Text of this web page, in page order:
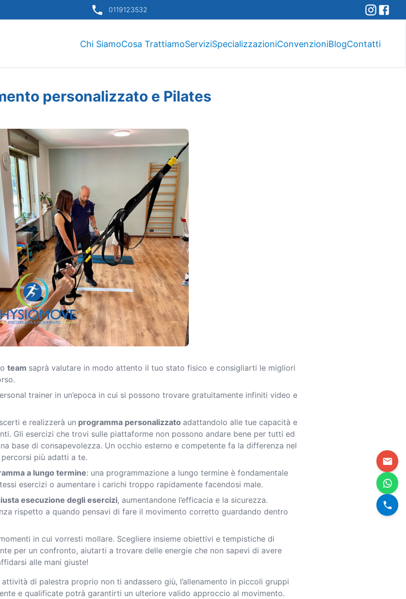
0119123532
Chi SiamoCosa TrattiamoServiziSpecializzazioniConvenzioniBlogContatti
personalizzato e Pilates
team saprà valutare in modo attento il tuo stato fisico e consigliarti le migliori
trainer in un’epoca in cui si possono trovare gratuitamente infiniti video e
e realizzerà un programma personalizzato adattandolo alle tue capacità e
Gli esercizi che trovi sulle piattaforme non possono andare bene per tutti ed
base di consapevolezza. Un occhio esterno e competente fa la differenza nel
più adatti a te.
a lungo termine: una programmazione a lungo termine è fondamentale
esercizi o aumentare i carichi troppo rapidamente facendosi male.
esecuzione degli esercizi, aumentandone l’efficacia e la sicurezza.
rispetto a quando pensavi di fare il movimento corretto guardando dentro
in cui vorresti mollare. Scegliere insieme obiettivi e tempistiche di
per un confronto, aiutarti a trovare delle energie che non sapevi di avere
alle mani giuste!
attività di palestra proprio non ti andassero giù, l’allenamento in piccoli gruppi
e qualificate potrà garantirti un ulteriore valido approccio al movimento.